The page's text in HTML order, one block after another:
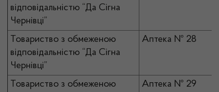
відповідальністю “Да Сігна
Чернівці”
Товариство з обмеженою
відповідальністю “Да Сігна
Чернівці”
Аптека № 28
Товариство з обмеженою
Аптека № 29